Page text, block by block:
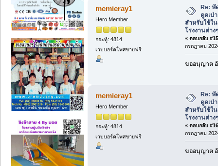
เหมาะสำหรับใช้ในงานดูดเป่าในโรงงา
memieray1
Hero Member
กระทู้: 4814
เวบบอร์ดโพสขายฟรี
Re:
ดูดเป่
สำหรับใช้ใ
โรงงานต่าง
« ตอบกลับ
กรกฎาคม
ขออนุญาต
memieray1
Hero Member
กระทู้: 4814
เวบบอร์ดโพสขายฟรี
Re:
ดูดเป่
สำหรับใช้ใ
โรงงานต่าง
« ตอบกลับ
กรกฎาคม
ขออนุญาต